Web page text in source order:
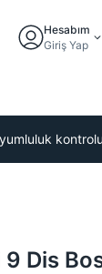
Hesabım
Giriş Yap
kontrolu
9 Dis